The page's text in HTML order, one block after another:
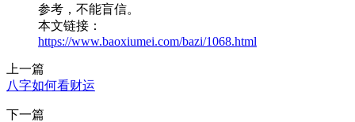
参考，不能盲信。
本文链接：
https://www.baoxiumei.com/bazi/1068.html
上一篇
八字如何看财运
下一篇